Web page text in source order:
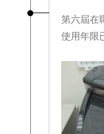
第六屆在
使用年限